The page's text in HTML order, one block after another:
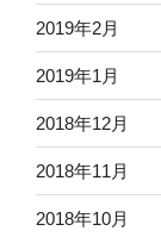
2019年2月
2019年1月
2018年12月
2018年11月
2018年10月